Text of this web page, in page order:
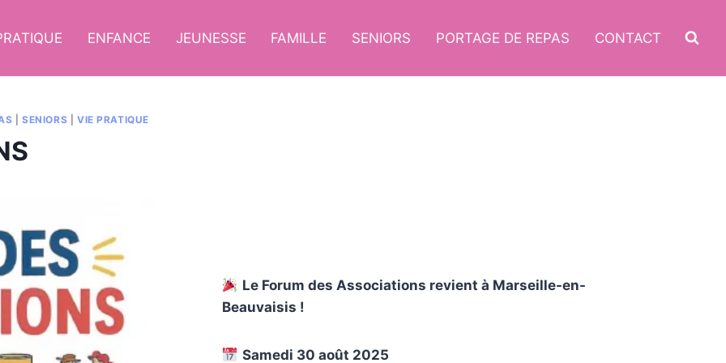
ENFANCE JEUNESSE FAMILLE SENIORS PORTAGE DE REPAS CONTACT
SENIORS VIE PRATIQUE
Le Forum des Associations revient à Marseille-en-
Beauvaisis !
Samedi 30 août 2025